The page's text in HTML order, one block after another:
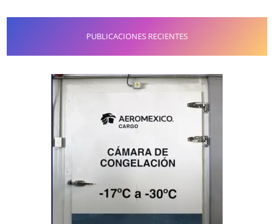
PUBLICACIONES RECIENTES